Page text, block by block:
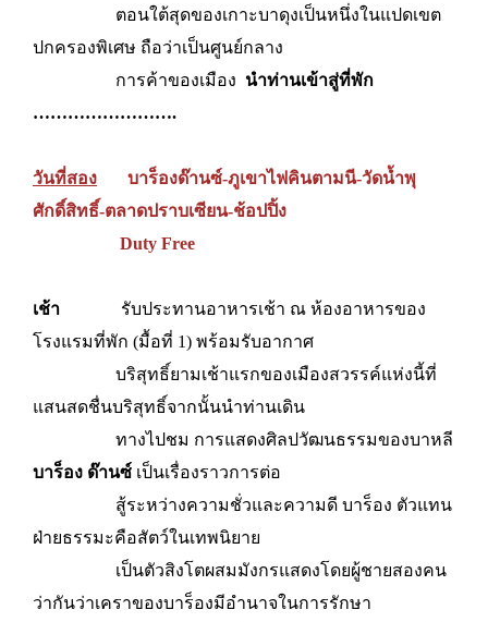
ตอนใต้สุดของเกาะบาดุงเป็นหนึ่งในแปดเขต
ปกครองพิเศษ ถือว่าเป็นศูนย์กลาง
การค้าของเมือง นำท่านเข้าสู่ที่พัก
…………………….
วันที่สอง บาร็องด๊านซ์-ภูเขาไฟคินตามนี-วัดน้ำพุ
ศักดิ์สิทธิ์-ตลาดปราบเซียน-ช้อปปิ้ง
Duty Free
เช้า
รับประทานอาหารเช้า ณ ห้องอาหารของ
โรงแรมที่พัก (มื้อที่ 1) พร้อมรับอากาศ
บริสุทธิ์ยามเช้าแรกของเมืองสวรรค์แห่งนี้ที่
แสนสดชื่นบริสุทธิ์จากนั้นนำท่านเดิน
ทางไปชม การแสดงศิลปวัฒนธรรมของบาหลี
บาร็อง ด๊านซ์ เป็นเรื่องราวการต่อ
สู้ระหว่างความชั่วและความดี บาร็อง ตัวแทน
ฝ่ายธรรมะคือสัตว์ในเทพนิยาย
เป็นตัวสิงโตผสมมังกรแสดงโดยผู้ชายสองคน
ว่ากันว่าเคราของบาร็องมีอำนาจในการรักษา